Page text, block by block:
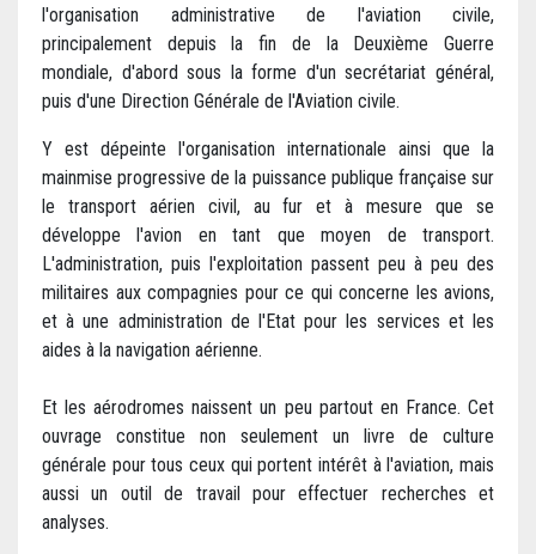
l'organisation administrative de l'aviation civile,
principalement depuis la fin de la Deuxième Guerre
mondiale, d'abord sous la forme d'un secrétariat général,
puis d'une Direction Générale de l'Aviation civile.
Y est dépeinte l'organisation internationale ainsi que la
mainmise progressive de la puissance publique française sur
le transport aérien civil, au fur et à mesure que se
développe l'avion en tant que moyen de transport.
L'administration, puis l'exploitation passent peu à peu des
militaires aux compagnies pour ce qui concerne les avions,
et à une administration de l'Etat pour les services et les
aides à la navigation aérienne.
Et les aérodromes naissent un peu partout en France. Cet
ouvrage constitue non seulement un livre de culture
générale pour tous ceux qui portent intérêt à l'aviation, mais
aussi un outil de travail pour effectuer recherches et
analyses.